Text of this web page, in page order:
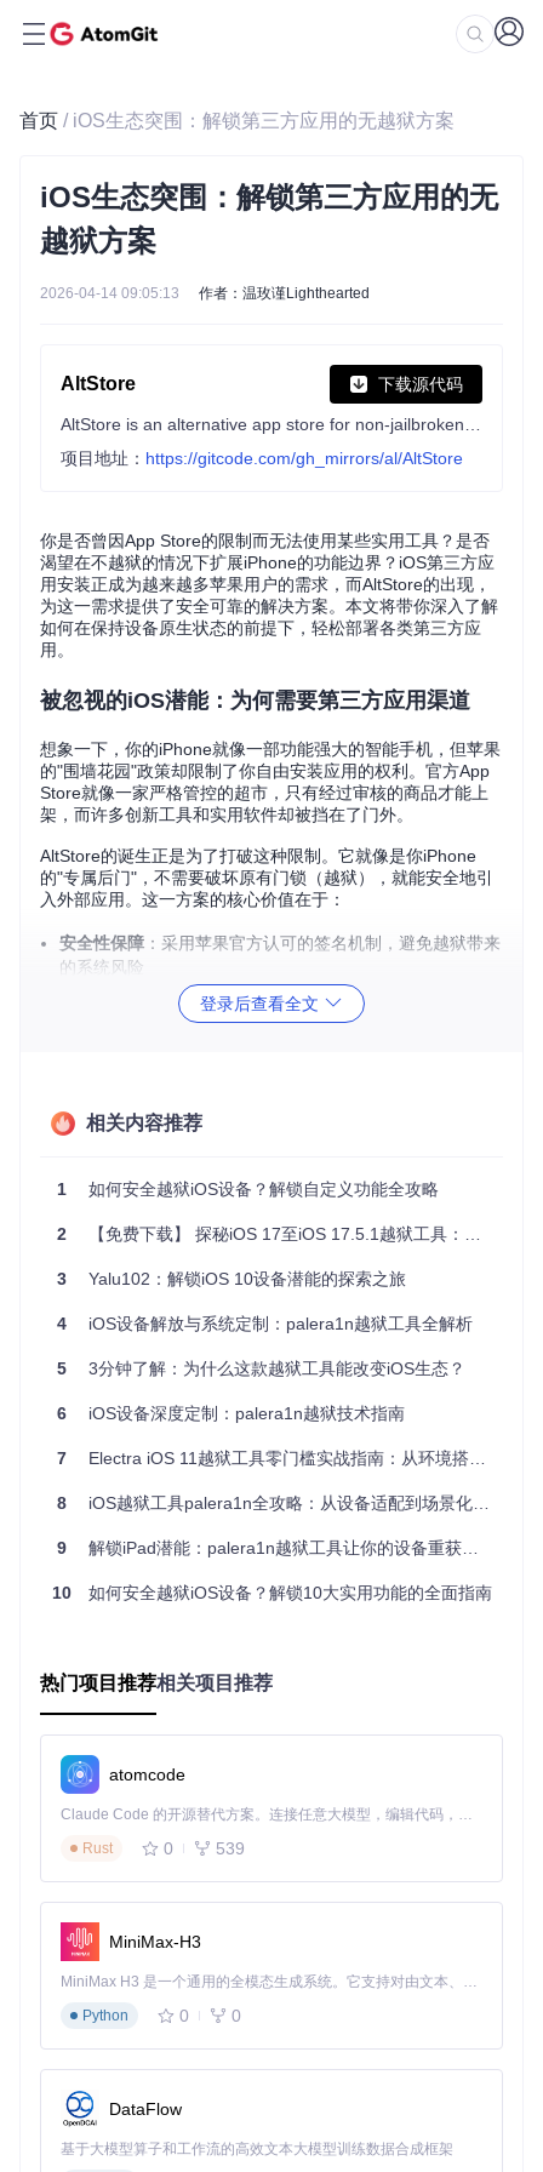
首页 / iOS生态突围：解锁第三方应用的无越狱方案
iOS生态突围：解锁第三方应用的无
越狱方案
2026-04-14 09:05:13 作者：温玫谨Lighthearted
AltStore 下载源代码
项目地址： https://gitcode.com/gh_mirrors/al/AltStore
你是否曾因App Store的限制而无法使用某些实用工具？是否
渴望在不越狱的情况下扩展iPhone的功能边界？iOS第三方应
用安装正成为越来越多苹果用户的需求，而AltStore的出现，
为这一需求提供了安全可靠的解决方案。本文将带你深入了解
如何在保持设备原生状态的前提下，轻松部署各类第三方应
用。
被忽视的iOS潜能：为何需要第三方应用渠道
想象一下，你的iPhone就像一部功能强大的智能手机，但苹果
的"围墙花园"政策却限制了你自由安装应用的权利。官方App
Store就像一家严格管控的超市，只有经过审核的商品才能上
架，而许多创新工具和实用软件却被挡在了门外。
AltStore的诞生正是为了打破这种限制。它就像是你iPhone
的"专属后门"，不需要破坏原有门锁（越狱），就能安全地引
入外部应用。这一方案的核心价值在于：
安全性保障 ：采用苹果官方认可的签名机制，避免越狱带来
的系统风险
：保持iOS系统完整性，不影响保修和系统更新
：自动处理应用签名续期，无需频繁重新安装
AltStore的工作原理可以比作"正规渠道的特殊通行证"。当你通
过AltStore安装应用时，系统会认为这是经过你个人授权的开
发者应用，从而绕过App Store的限制。
技术补充：企业证书签名机制
AltServer作为整个流程的核心组件，扮演着"签名服务器"的角
法"的印记，让iOS系统认可这些应用的运行权限。
被iOS系统信任
实施指南：三步完成非越狱应用部署
准备阶段：搭建你的"应用中转站"
在开始安装前，请确保你已准备好以下工具：
USB数据线和稳定的Wi-Fi网络
验证点：克隆完成后，检查项目文件夹是否包含AltServer和Alt
Store相关文件，确保下载过程没有出错。
连接与配置：建立信任桥梁
使用USB数据线将iOS设备连接到Mac电脑。解锁你的iOS设
备，当出现"信任此电脑"的提示时，点击"信任"并输入设备密
梁"，为后续的应用传输做准备。
打开AltServer应用，你会在Mac的菜单栏看到它的图标。点击
图标，选择"Install AltStore"，然后从列表中选择你的iOS设
备。此时系统会要求你输入Apple ID和密码，这些信息仅用于
生成开发者证书，不会被存储或上传。
登录后查看全文
相关内容推荐
1 如何安全越狱iOS设备？解锁自定义功能全攻略
2 【免费下载】 探秘iOS 17至iOS 17.5.1越狱工具：解锁你的苹果设备潜能！
3 Yalu102：解锁iOS 10设备潜能的探索之旅
4 iOS设备解放与系统定制：palera1n越狱工具全解析
5 3分钟了解：为什么这款越狱工具能改变iOS生态？
6 iOS设备深度定制：palera1n越狱技术指南
7 Electra iOS 11越狱工具零门槛实战指南：从环境搭建到功能应用
8 iOS越狱工具palera1n全攻略：从设备适配到场景化应用
9 解锁iPad潜能：palera1n越狱工具让你的设备重获自由
10 如何安全越狱iOS设备？解锁10大实用功能的全面指南
热门项目推荐相关项目推荐
atomcode
Claude Code 的开源替代方案。连接任意大模型，编辑代码，运行命令，自动验证 — 全自动执行。用 Rust 构建，极致性能。 ｜ An open-source alternative to Claude Code. Connect any LLM, edit code, run commands, and verify changes — autonomously. Built in Rust for speed. Get Started
Rust
0 539
MiniMax-H3
MiniMax H3 是一个通用的全模态生成系统。它支持对由文本、图像、视频和音频组成的多模态上下文进行统一理解，并能生成分辨率高达 2K、时长可达 15 秒的带原生立体声音频的视频。得益于面向任务泛化的系统设计，H3 在预训练阶段就已具备广泛的多模态上下文理解与生成能力，能够出色地执行复杂的多模态指令。
Python
0 0
DataFlow
基于大模型算子和工作流的高效文本大模型训练数据合成框架